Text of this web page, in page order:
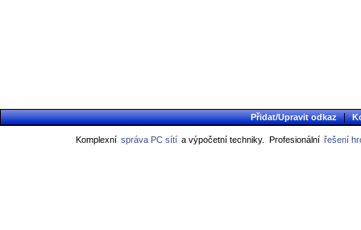
Přidat/Upravit odkaz |
Komplexní správa PC sítí a výpočetní techniky. Profesionální řešení